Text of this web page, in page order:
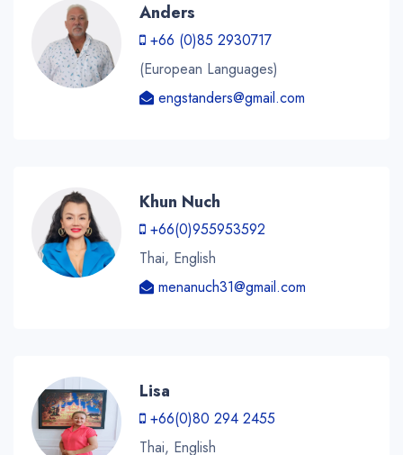
Anders
+66 (0)85 2930717
(European Languages)
engstanders@gmail.com
Khun Nuch
+66(0)955953592
Thai, English
menanuch31@gmail.com
Lisa
+66(0)80 294 2455
Thai, English